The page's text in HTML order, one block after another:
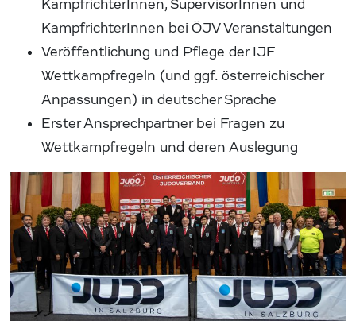
KampfrichterInnen, SupervisorInnen und
KampfrichterInnen bei ÖJV Veranstaltungen
Veröffentlichung und Pflege der IJF
Wettkampfregeln (und ggf. österreichischer
Anpassungen) in deutscher Sprache
Erster Ansprechpartner bei Fragen zu
Wettkampfregeln und deren Auslegung